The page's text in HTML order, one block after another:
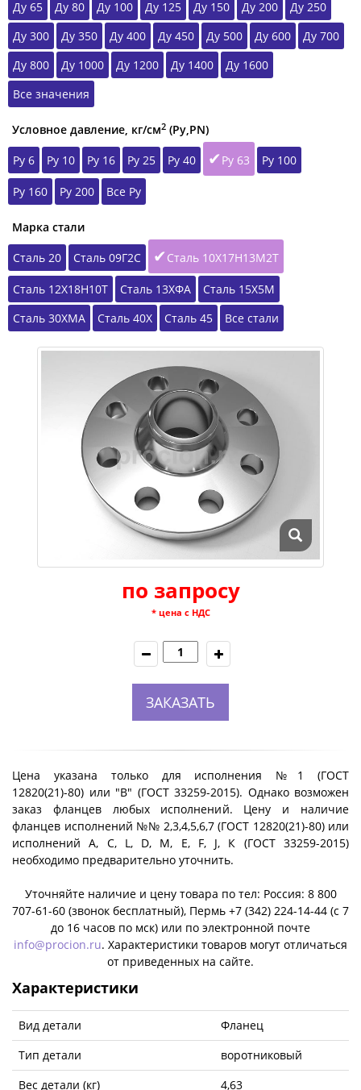
Ду 65 Ду 80 Ду 100 Ду 125 Ду 150 Ду 200
Ду 250
Ду 300
Ду 350 Ду 400 Ду 450 Ду 500 Ду 600
Ду 700
Ду 800
Ду 1000 Ду 1200 Ду 1400
Ду 1600
Все значения
Условное давление, кг/см2 (Ру,РN)
Ру 6
Ру 10 Ру 16 Ру 25 Ру 40 Ру 63 Ру 100
Ру 160 Ру 200 Все Ру
Марка стали
Сталь 20
Сталь 09Г2С Сталь 10Х17Н13М2Т
Сталь 12Х18Н10Т Сталь 13ХФА
Сталь 15Х5М
Сталь 30ХМА
Сталь 40Х Сталь 45 Все стали
по запросу
* цена с НДС
ЗАКАЗАТЬ
Цена указана только для исполнения №1 (ГОСТ
12820(21)-80) или "B" (ГОСТ 33259-2015). Однако возможен
заказ фланцев любых исполнений. Цену и наличие
фланцев исполнений №№ 2,3,4,5,6,7 (ГОСТ 12820(21)-80) или
исполнений A, C, L, D, M, E, F, J, К (ГОСТ 33259-2015)
необходимо предварительно уточнить.
Уточняйте наличие и цену товара по тел: Россия: 8 800
707-61-60 (звонок бесплатный), Пермь +7 (342) 224-14-44 (c 7
до 16 часов по мск) или по электронной почте
info@procion.ru. Характеристики товаров могут отличаться
от приведенных на сайте.
Характеристики
Вид детали
Фланец
Тип детали
воротниковый
Вес детали (кг)
4,63